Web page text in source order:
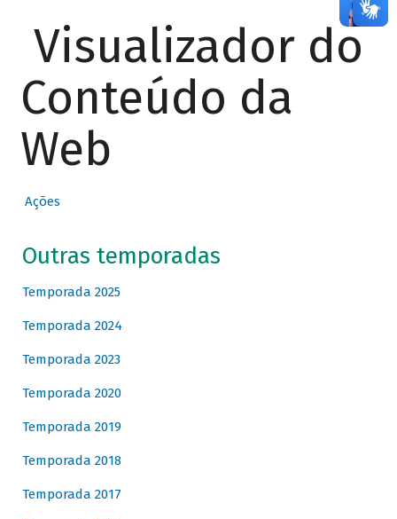
Visualizador do
Conteúdo da
Web
Ações
Outras temporadas
Temporada 2025
Temporada 2024
Temporada 2023
Temporada 2020
Temporada 2019
Temporada 2018
Temporada 2017